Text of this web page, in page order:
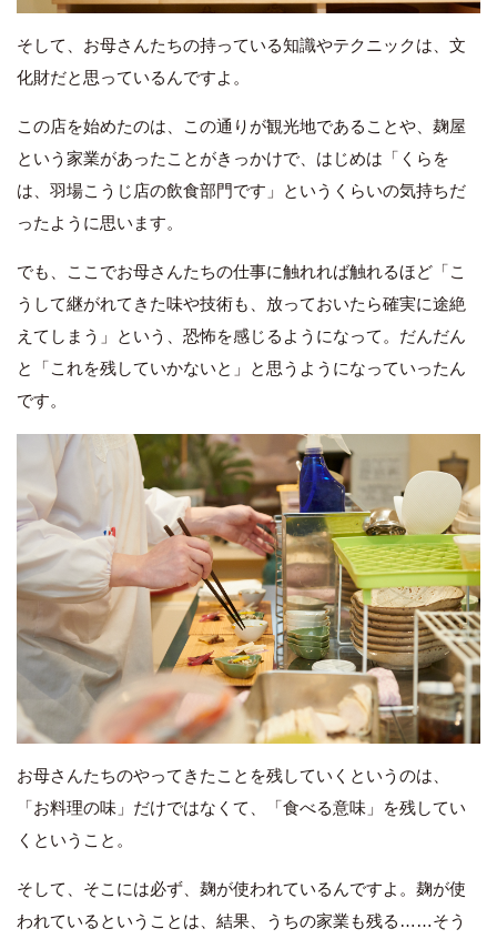
そして、お母さんたちの持っている知識やテクニックは、文
化財だと思っているんですよ。
この店を始めたのは、この通りが観光地であることや、麹屋
という家業があったことがきっかけで、はじめは「くらを
は、羽場こうじ店の飲食部門です」というくらいの気持ちだ
ったように思います。
でも、ここでお母さんたちの仕事に触れれば触れるほど「こ
うして継がれてきた味や技術も、放っておいたら確実に途絶
えてしまう」という、恐怖を感じるようになって。だんだん
と「これを残していかないと」と思うようになっていったん
です。
お母さんたちのやってきたことを残していくというのは、
「お料理の味」だけではなくて、「食べる意味」を残してい
くということ。
そして、そこには必ず、麹が使われているんですよ。麹が使
われているということは、結果、うちの家業も残る……そう